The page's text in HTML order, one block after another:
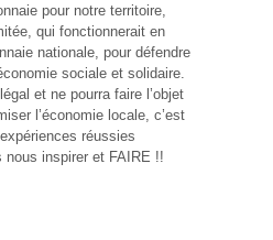
pour notre territoire,
qui fonctionnerait en
nationale, pour défendre
sociale et solidaire.
et ne pourra faire l’objet
l’économie locale, c’est
réussies
inspirer et FAIRE !!